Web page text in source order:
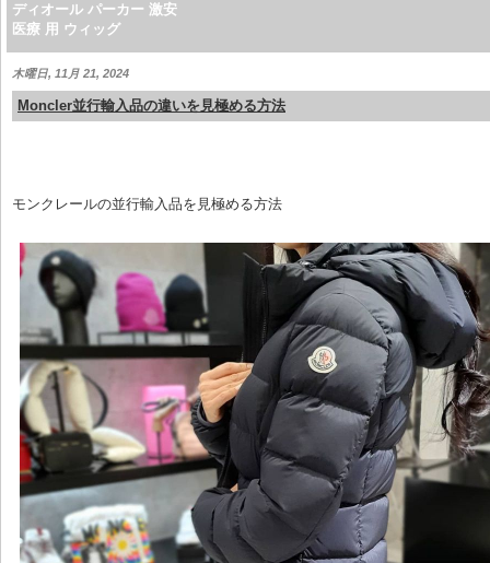
ディオール パーカー 激安
医療 用 ウィッグ
木曜日, 11月 21, 2024
Moncler並行輸入品の違いを見極める方法
モンクレールの並行輸入品を見極める方法